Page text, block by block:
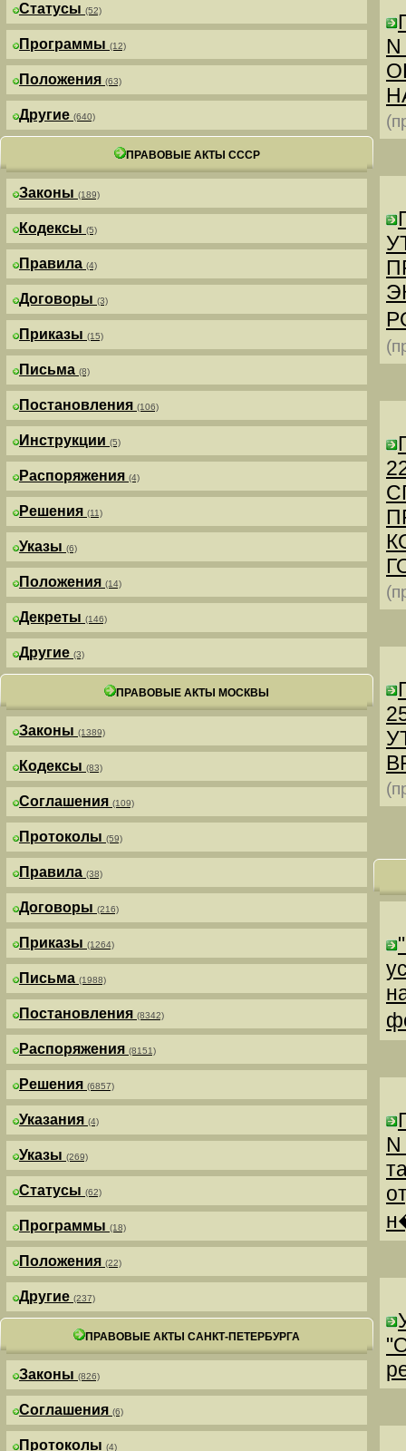
Статусы (52)
Программы (12)
Положения (63)
Другие (640)
ПРАВОВЫЕ АКТЫ СССР
Законы (189)
Кодексы (5)
Правила (4)
Договоры (3)
Приказы (15)
Письма (8)
Постановления (106)
Инструкции (5)
Распоряжения (4)
Решения (11)
Указы (6)
Положения (14)
Декреты (146)
Другие (3)
ПРАВОВЫЕ АКТЫ МОСКВЫ
Законы (1389)
Кодексы (83)
Соглашения (109)
Протоколы (59)
Правила (38)
Договоры (216)
Приказы (1264)
Письма (1988)
Постановления (8342)
Распоряжения (8151)
Решения (6857)
Указания (4)
Указы (269)
Статусы (62)
Программы (18)
Положения (22)
Другие (237)
ПРАВОВЫЕ АКТЫ САНКТ-ПЕТЕРБУРГА
Законы (826)
Соглашения (6)
Протоколы (4)